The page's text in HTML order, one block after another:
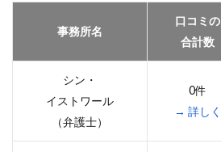
事務所名
口コミの
合計数
シン・
イストワール
（弁護士）
0件
→ 詳しく